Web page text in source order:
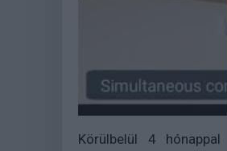
Körülbelül 4